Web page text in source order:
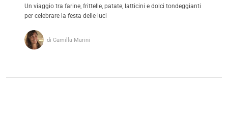
Un viaggio tra farine, frittelle, patate, latticini e dolci tondeggianti
per celebrare la festa delle luci
di Camilla Marini